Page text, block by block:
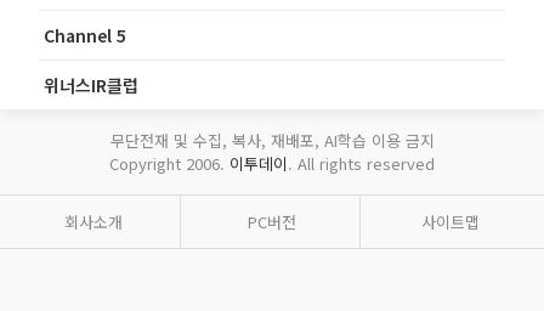
Channel 5
위너스IR클럽
무단전재 및 수집, 복사, 재배포, AI학습 이용 금지
Copyright 2006. 이투데이. All rights reserved
회사소개 PC버전 사이트맵